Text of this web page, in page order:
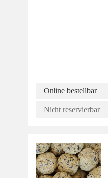
Online bestellbar
Nicht reservierbar